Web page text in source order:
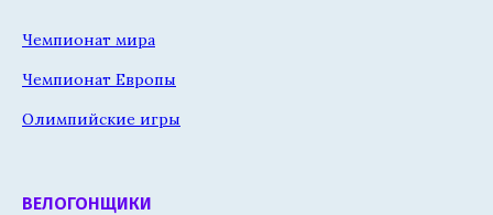
Чемпионат мира
Чемпионат Европы
Олимпийские игры
ВЕЛОГОНЩИКИ